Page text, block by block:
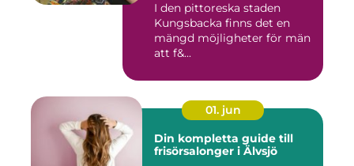
I den pittoreska staden
Kungsbacka finns det en
mängd möjligheter för män
att f&...
01. jun
Din kompletta guide till
frisörsalonger i Älvsjö